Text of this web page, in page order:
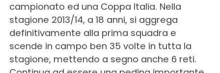
campionato ed una Coppa Italia. Nella
stagione 2013/14, a 18 anni, si aggrega
definitivamente alla prima squadra e
scende in campo ben 35 volte in tutta la
stagione, mettendo a segno anche 6 reti.